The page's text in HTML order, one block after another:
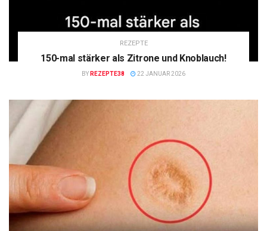
REZEPTE
150-mal stärker als Zitrone und Knoblauch!
BY REZEPTE38 22 JANUAR 2026